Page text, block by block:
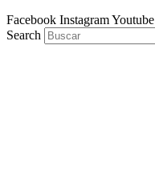
Facebook InstagramYoutube
Search